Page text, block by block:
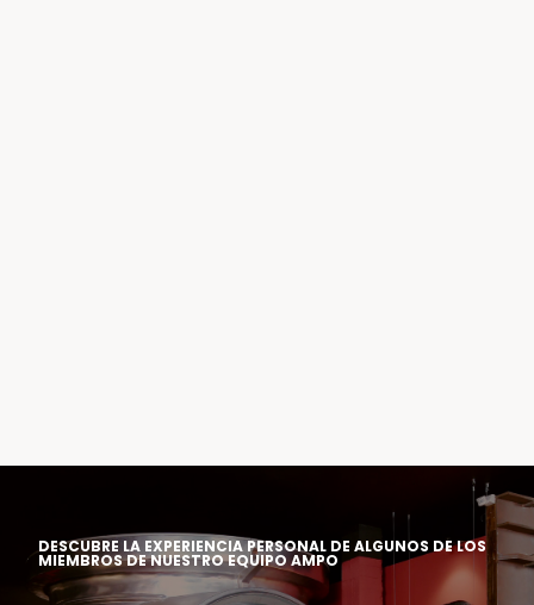
DESCUBRE LA EXPERIENCIA PERSONAL DE ALGUNOS DE LOS
MIEMBROS DE NUESTRO EQUIPO AMPO